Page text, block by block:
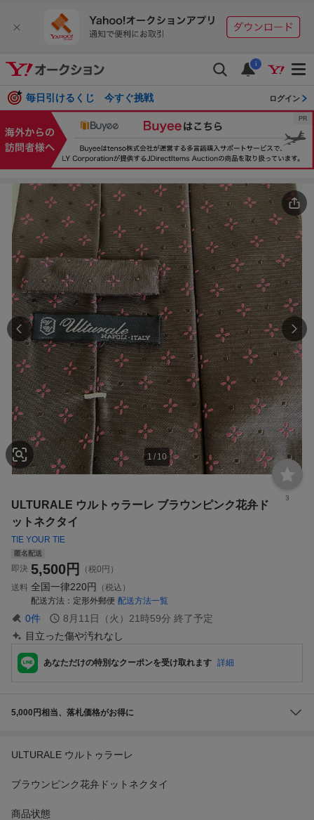
i
毎日引けるくじ 今すぐ挑戦 ログイン
1 / 10
3
ULTURALE ウルトゥラーレ ブラウンピンク花弁ド
ットネクタイ
TIE YOUR TIE
匿名配送
即決 5,500円
（税0円）
送料 全国一律220円
（税込）
配送方法
定形外郵便 配送方法一覧
0件 8月11日（火）21時59分 終了予定
目立った傷や汚れなし
あなただけの特別なクーポンを受け取れます 詳細
5,000円相当、落札価格がお得に
ULTURALE ウルトゥラーレ
ブラウンピンク花弁ドットネクタイ
商品状態